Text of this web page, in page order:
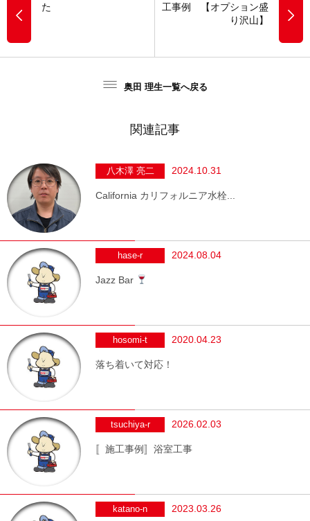
た
工事例 【オプション盛
り沢山】
奥田 理生一覧へ戻る
関連記事
八木澤 亮二 2024.10.31
California カリフォルニア水栓...
hase-r 2024.08.04
Jazz Bar
hosomi-t 2020.04.23
落ち着いて対応！
tsuchiya-r 2026.02.03
〚施工事例〛浴室工事
katano-n 2023.03.26